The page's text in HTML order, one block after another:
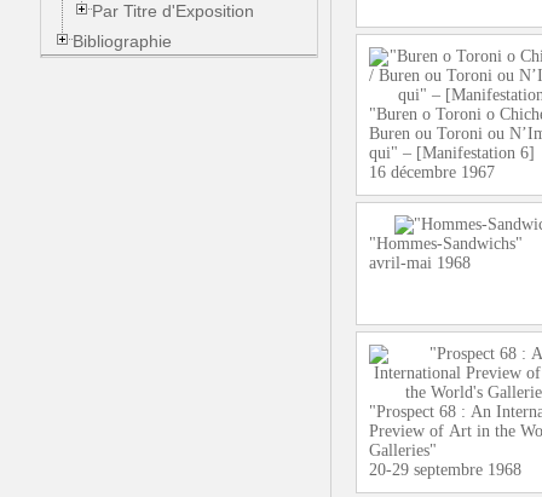
Par Titre d'Exposition
Bibliographie
"Buren o Toroni o
Buren ou Toroni ou
qui" – [Manifestation 6]
16 décembre 1967
"Hommes-Sandwichs"
avril-mai 1968
"Prospect 68 : An
Preview of Art in the
Galleries"
20-29 septembre 1968